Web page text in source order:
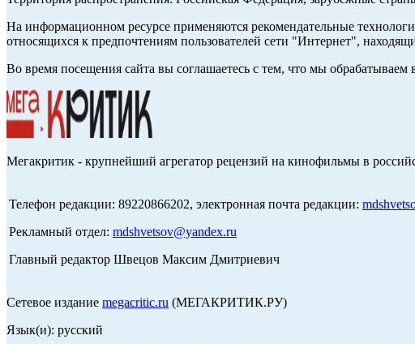
На информационном ресурсе применяются рекомендательные
относящихся к предпочтениям пользователей сети "Интернет",
Во время посещения сайта вы соглашаетесь с тем, что мы
Мегакритик - крупнейший агрегатор рецензий на кинофильмы в
Телефон редакции: 89220866202, электронная почта редакции:
Рекламный отдел: mdshvetsov@yandex.ru
Главный редактор Швецов Максим Дмитриевич
Сетевое издание megacritic.ru (МЕГАКРИТИК.РУ)
Язык(и): русский